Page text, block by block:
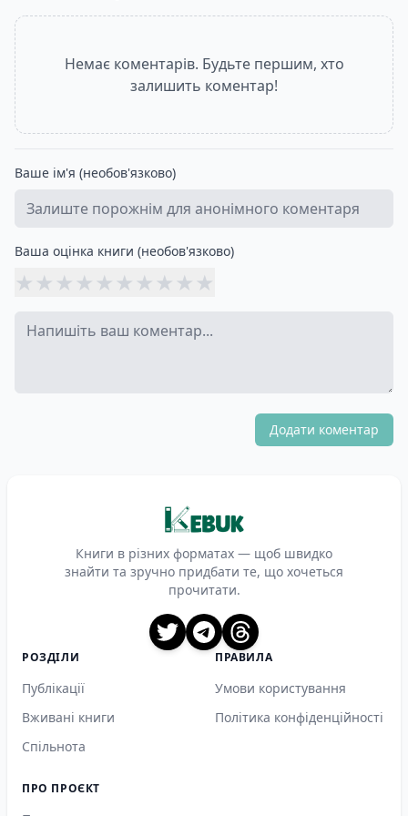
Немає коментарів. Будьте першим, хто
залишить коментар!
Ваше ім'я (необов'язково)
Ваша оцінка книги (необов'язково)
★ ★ ★ ★ ★ ★ ★ ★ ★ ★
Додати коментар
Книги в різних форматах — щоб швидко
знайти та зручно придбати те, що хочеться
прочитати.
X TelegramThreads
РОЗДІЛИ
Публікації
Вживані книги
Спільнота
ПРО ПРОЄКТ
ПРАВИЛА
Умови користування
Політика конфіденційності